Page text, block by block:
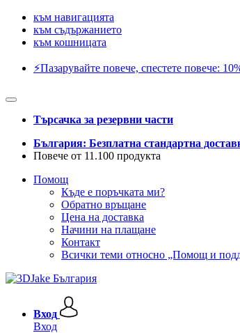
към навигацията
към съдържанието
към кошницата
⚡️Пазарувайте повече, спестете повече:
Търсачка за резервни части
България: Безплатна стандартна
Повече от 11.100 продукта
Помощ
Къде е поръчката ми?
Обратно връщане
Цена на доставка
Начини на плащане
Контакт
Всички теми относно „Помощ и
Вход
Вход